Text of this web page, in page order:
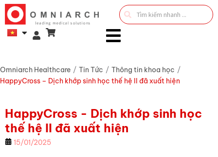
Search
...
Omniarch Healthcare / Tin Tức / Thông tin khoa học /
HappyCross – Dịch khớp sinh học thế hệ II đã xuất hiện
HappyCross - Dịch khớp sinh học
thế hệ II đã xuất hiện
15/01/2025